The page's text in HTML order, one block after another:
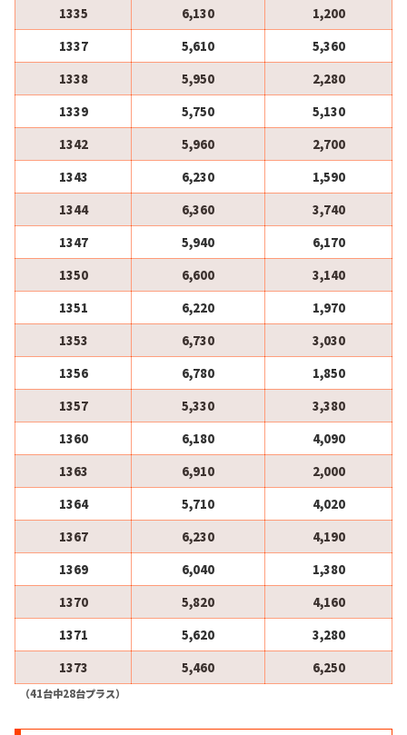
1335
6,130
1,200
1337
5,610
5,360
1338
5,950
2,280
1339
5,750
5,130
1342
5,960
2,700
1343
6,230
1,590
1344
6,360
3,740
1347
5,940
6,170
1350
6,600
3,140
1351
6,220
1,970
1353
6,730
3,030
1356
6,780
1,850
1357
5,330
3,380
1360
6,180
4,090
1363
6,910
2,000
1364
5,710
4,020
1367
6,230
4,190
1369
6,040
1,380
1370
5,820
4,160
1371
5,620
3,280
1373
5,460 6,250
（41台中28台プラス）